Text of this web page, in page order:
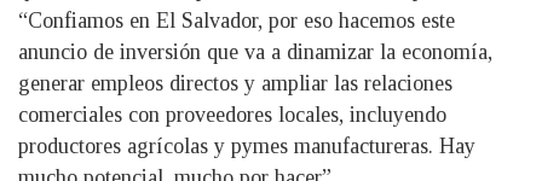
“Confiamos en El Salvador, por eso hacemos este
anuncio de inversión que va a dinamizar la economía,
generar empleos directos y ampliar las relaciones
comerciales con proveedores locales, incluyendo
productores agrícolas y pymes manufactureras. Hay